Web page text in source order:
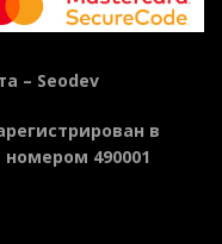
– Seodev
в
номером 490001